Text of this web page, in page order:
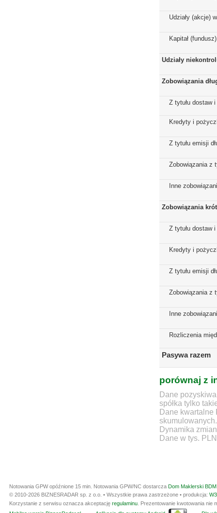
Udziały (akcje)
Kapitał
Udziały
Zobowiązania
Z tytułu dostaw i
Kredyty i
Z tytułu emisji
Zobowiązania z
Inne
Zobowiązania
Z tytułu dostaw i
Kredyty i
Z tytułu emisji
Zobowiązania z
Inne
Rozliczenia
Pasywa razem
porównaj z
Dane
spółka tylko
Dane
skumulowanych.
Dynamika
Dane w tys. PLN
Notowania GPW opóźnione 15 min. Notowania GPW/NC dostarcza Dom Maklerski
© 2010-2026 BIZNESRADAR sp. z o.o. • Wszystkie prawa zastrzeżone • produkcja:
Korzystanie z serwisu oznacza akceptację regulaminu . Prezentowanie kwotowania